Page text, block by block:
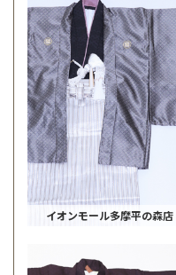
イオンモール多摩平の森店